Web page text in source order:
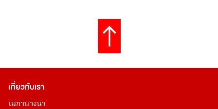
เกี่ยวกับเรา
เมกาบางนา